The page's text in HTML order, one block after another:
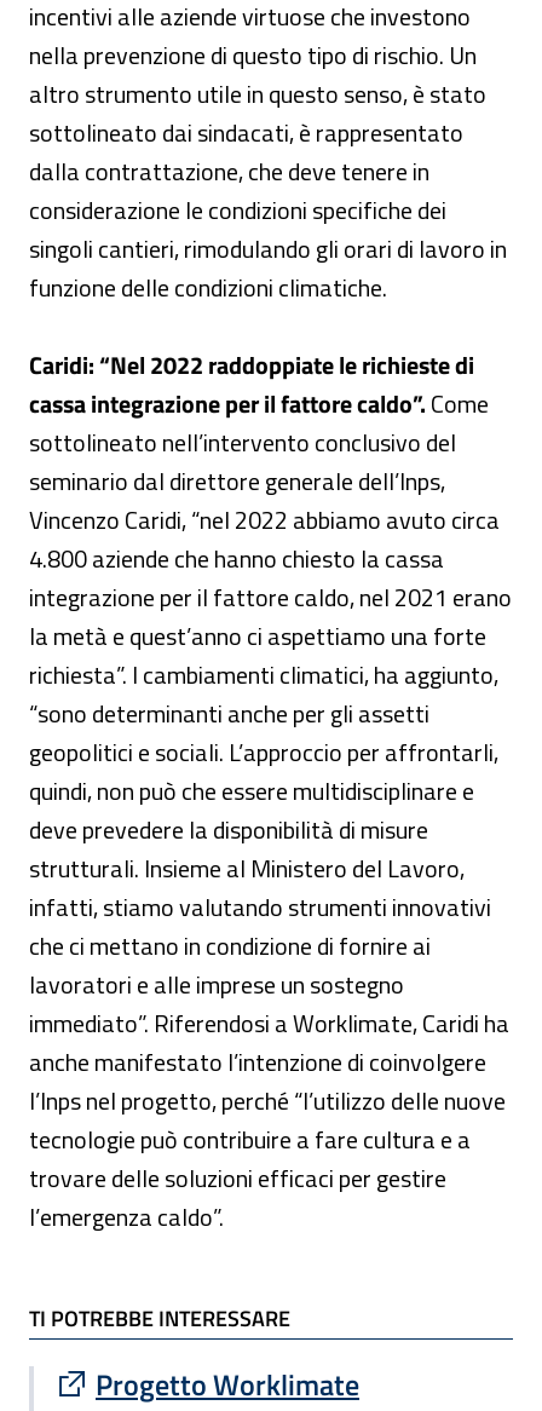
incentivi alle aziende virtuose che investono
nella prevenzione di questo tipo di rischio. Un
altro strumento utile in questo senso, è stato
sottolineato dai sindacati, è rappresentato
dalla contrattazione, che deve tenere in
considerazione le condizioni specifiche dei
singoli cantieri, rimodulando gli orari di lavoro in
funzione delle condizioni climatiche.
Caridi: “Nel 2022 raddoppiate le richieste di
cassa integrazione per il fattore caldo”.Come
sottolineato nell’intervento conclusivo del
seminario dal direttore generale dell’Inps,
Vincenzo Caridi, “nel 2022 abbiamo avuto circa
4.800 aziende che hanno chiesto la cassa
integrazione per il fattore caldo, nel 2021 erano
la metà e quest’anno ci aspettiamo una forte
richiesta”. I cambiamenti climatici, ha aggiunto,
“sono determinanti anche per gli assetti
geopolitici e sociali. L’approccio per affrontarli,
quindi, non può che essere multidisciplinare e
deve prevedere la disponibilità di misure
strutturali. Insieme al Ministero del Lavoro,
infatti, stiamo valutando strumenti innovativi
che ci mettano in condizione di fornire ai
lavoratori e alle imprese un sostegno
immediato”. Riferendosi a Worklimate, Caridi ha
anche manifestato l’intenzione di coinvolgere
l’Inps nel progetto, perché “l’utilizzo delle nuove
tecnologie può contribuire a fare cultura e a
trovare delle soluzioni efficaci per gestire
l’emergenza caldo”.
TI POTREBBE INTERESSARE
TI POTREBBE INTERESSARE
Progetto Worklimate
Sito esterno : apre una nuova finestra